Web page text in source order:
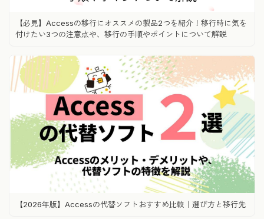
【必見】Accessの移行にオススメの製品2つを紹介！移行時に気を
付けたい3つの注意点や、移行の手順やポイントについて解説
【2026年版】Accessの代替ソフトおすすめ比較｜選び方と移行先